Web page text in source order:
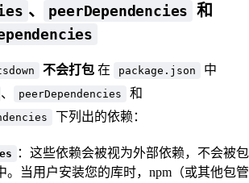
、 peerDependencies 和
不会打包 在 package.json 中
、 peerDependencies 和
下列出的依赖：
：这些依赖会被视为外部依赖，不会被
。当用户安装您的库时，npm（或其他包